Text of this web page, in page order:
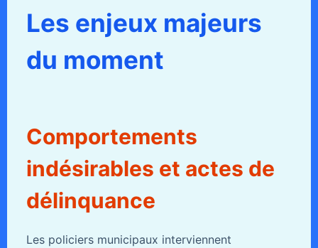
Les enjeux majeurs
du moment
Comportements
indésirables et actes de
délinquance
Les policiers municipaux interviennent